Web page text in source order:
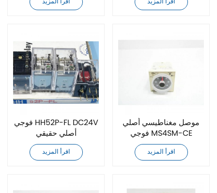
حقيقي
حقيقي
فوجي HH52P-FL DC24V
أصلي حقيقي
اقرأ المزيد
موصل مغناطيسي أصلي
فوجي MS4SM-CE
DC24V
اقرأ المزيد